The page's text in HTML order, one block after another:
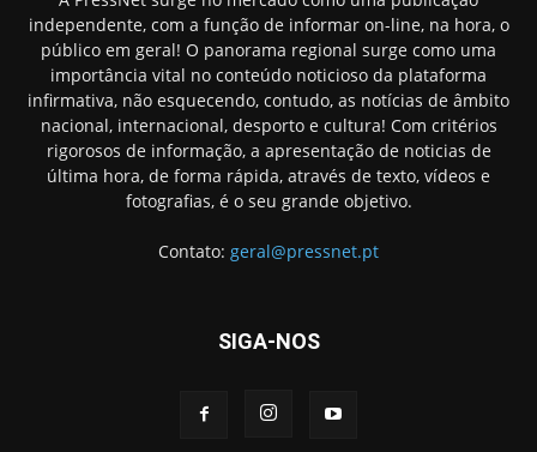
independente, com a função de informar on-line, na hora, o
público em geral! O panorama regional surge como uma
importância vital no conteúdo noticioso da plataforma
infirmativa, não esquecendo, contudo, as notícias de âmbito
nacional, internacional, desporto e cultura! Com critérios
rigorosos de informação, a apresentação de noticias de
última hora, de forma rápida, através de texto, vídeos e
fotografias, é o seu grande objetivo.
Contato: geral@pressnet.pt
SIGA-NOS